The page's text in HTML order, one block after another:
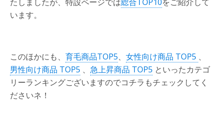
います。
このほかにも、 育毛商品TOP5、 女性向け商品 TOP5 、
男性向け商品 TOP5 、 急上昇商品 TOP5 といったカテゴ
リーランキングございますのでコチラもチェックしてく
ださいネ！